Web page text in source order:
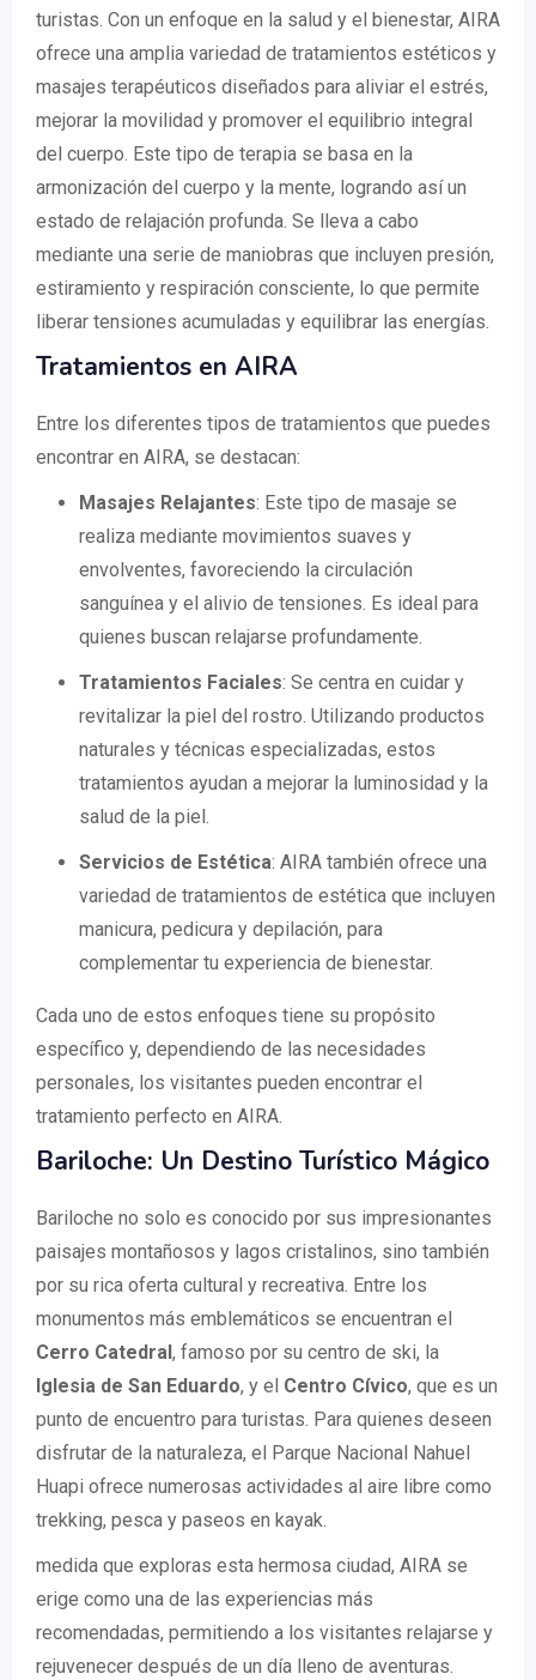
turistas. Con un enfoque en la salud y el bienestar, AIRA
ofrece una amplia variedad de tratamientos estéticos y
masajes terapéuticos diseñados para aliviar el estrés,
mejorar la movilidad y promover el equilibrio integral
del cuerpo. Este tipo de terapia se basa en la
armonización del cuerpo y la mente, logrando así un
estado de relajación profunda. Se lleva a cabo
mediante una serie de maniobras que incluyen presión,
estiramiento y respiración consciente, lo que permite
liberar tensiones acumuladas y equilibrar las energías.
Tratamientos en AIRA
Entre los diferentes tipos de tratamientos que puedes
encontrar en AIRA, se destacan:
Masajes Relajantes: Este tipo de masaje se
realiza mediante movimientos suaves y
envolventes, favoreciendo la circulación
sanguínea y el alivio de tensiones. Es ideal para
quienes buscan relajarse profundamente.
Tratamientos Faciales: Se centra en cuidar y
revitalizar la piel del rostro. Utilizando productos
naturales y técnicas especializadas, estos
tratamientos ayudan a mejorar la luminosidad y la
salud de la piel.
Servicios de Estética: AIRA también ofrece una
variedad de tratamientos de estética que incluyen
manicura, pedicura y depilación, para
complementar tu experiencia de bienestar.
Cada uno de estos enfoques tiene su propósito
específico y, dependiendo de las necesidades
personales, los visitantes pueden encontrar el
tratamiento perfecto en AIRA.
Bariloche: Un Destino Turístico Mágico
Bariloche no solo es conocido por sus impresionantes
paisajes montañosos y lagos cristalinos, sino también
por su rica oferta cultural y recreativa. Entre los
monumentos más emblemáticos se encuentran el
Cerro Catedral, famoso por su centro de ski, la
Iglesia de San Eduardo, y el Centro Cívico, que es un
punto de encuentro para turistas. Para quienes deseen
disfrutar de la naturaleza, el Parque Nacional Nahuel
Huapi ofrece numerosas actividades al aire libre como
trekking, pesca y paseos en kayak.
medida que exploras esta hermosa ciudad, AIRA se
erige como una de las experiencias más
recomendadas, permitiendo a los visitantes relajarse y
rejuvenecer después de un día lleno de aventuras.